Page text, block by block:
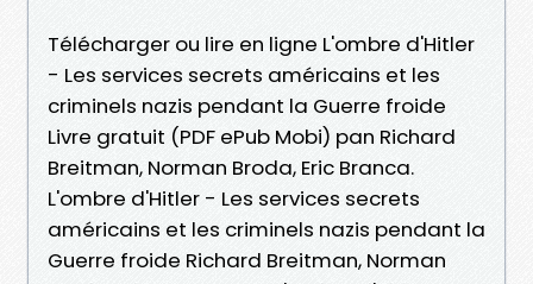
Télécharger ou lire en ligne L'ombre d'Hitler
- Les services secrets américains et les
criminels nazis pendant la Guerre froide
Livre gratuit (PDF ePub Mobi) pan Richard
Breitman, Norman Broda, Eric Branca.
L'ombre d'Hitler - Les services secrets
américains et les criminels nazis pendant la
Guerre froide Richard Breitman, Norman